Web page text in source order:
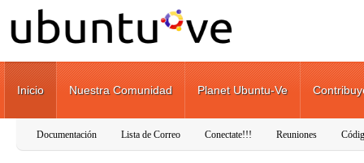
Pasar al contenido principal
Inicio Nuestra Comunidad Planet Ubuntu-Ve
Documentación Lista de Correo Conectate!!! Reuniones